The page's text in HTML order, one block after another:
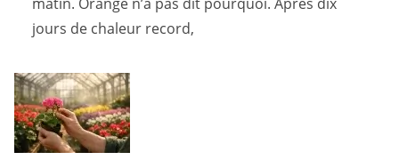
jours de chaleur record,